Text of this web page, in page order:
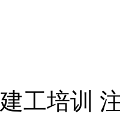
建工培训